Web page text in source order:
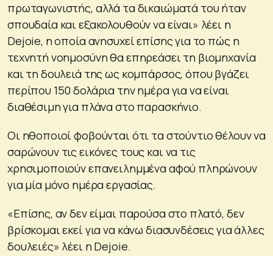
πρωταγωνιστής, αλλά τα δικαιώματά του ήταν
σπουδαία και εξακολουθούν να είναι» λέει η
Dejoie, η οποία ανησυχεί επίσης για το πώς η
τεχνητή νοημοσύνη θα επηρεάσει τη βιομηχανία
και τη δουλειά της ως κομπάρσος, όπου βγάζει
περίπου 150 δολάρια την ημέρα για να είναι
διαθέσιμη για πλάνα στο παρασκήνιο.
Οι ηθοποιοί φοβούνται ότι τα στούντιο θέλουν να
σαρώνουν τις εικόνες τους και να τις
χρησιμοποιούν επανειλημμένα αφού πληρώνουν
για μία μόνο ημέρα εργασίας.
«Επίσης, αν δεν είμαι παρούσα στο πλατό, δεν
βρίσκομαι εκεί για να κάνω διασυνδέσεις για άλλες
δουλειές» λέει η Dejoie.